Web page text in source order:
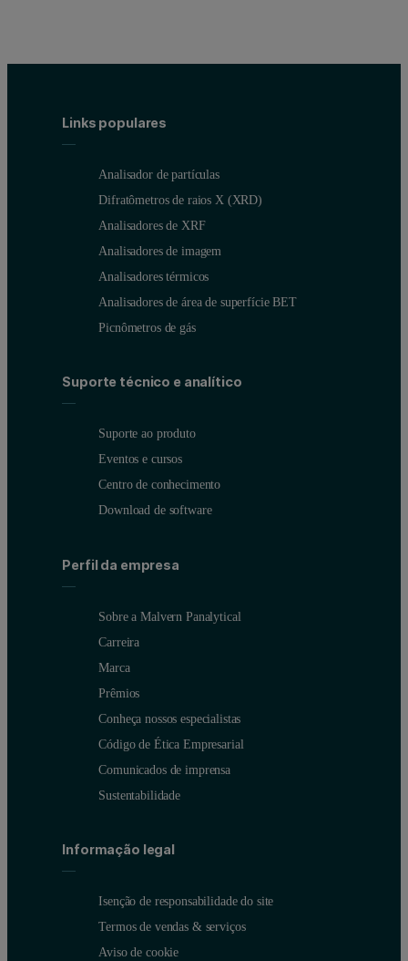
Links populares
Analisador de partículas
Difratômetros de raios X (XRD)
Analisadores de XRF
Analisadores de imagem
Analisadores térmicos
Analisadores de área de superfície BET
Picnômetros de gás
Suporte técnico e analítico
Suporte ao produto
Eventos e cursos
Centro de conhecimento
Download de software
Perfil da empresa
Sobre a Malvern Panalytical
Carreira
Marca
Prêmios
Conheça nossos especialistas
Código de Ética Empresarial
Comunicados de imprensa
Sustentabilidade
Informação legal
Isenção de responsabilidade do site
Termos de vendas & serviços
Aviso de cookie